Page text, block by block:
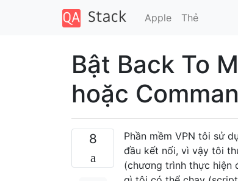
Apple Thẻ
Bật Back To
hoặc
8 Phần mềm VPN tôi sử
đầu kết nối, vì vậy tôi
(chương trình thực hiện